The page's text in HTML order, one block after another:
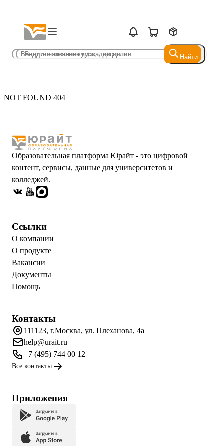
Найти
Найти
NOT FOUND 404
Образовательная платформа Юрайт - это цифровой
контент, сервисы, данные для университетов и
колледжей.
Ссылки
О компании
О продукте
Вакансии
Документы
Помощь
Контакты
111123, г.Москва, ул. Плеханова, 4а
help@urait.ru
+7 (495) 744 00 12
Все контакты
Приложения